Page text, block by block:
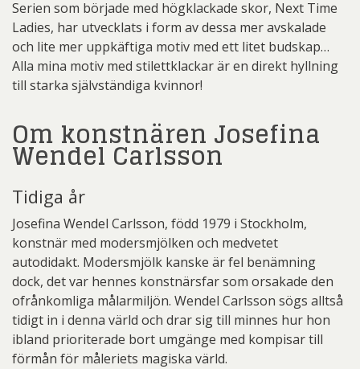
Serien som började med högklackade skor, Next Time
Ladies, har utvecklats i form av dessa mer avskalade
och lite mer uppkäftiga motiv med ett litet budskap…
Alla mina motiv med stilettklackar är en direkt hyllning
till starka självständiga kvinnor!
Om konstnären Josefina
Wendel Carlsson
Tidiga år
Josefina Wendel Carlsson, född 1979 i Stockholm,
konstnär med modersmjölken och medvetet
autodidakt. Modersmjölk kanske är fel benämning
dock, det var hennes konstnärsfar som orsakade den
ofrånkomliga målarmiljön. Wendel Carlsson sögs alltså
tidigt in i denna värld och drar sig till minnes hur hon
ibland prioriterade bort umgänge med kompisar till
förmån för måleriets magiska värld.